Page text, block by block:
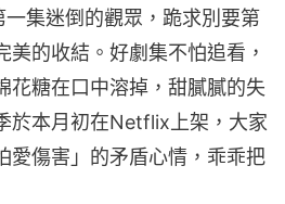
集迷倒的觀眾，跪求別要第
美的收結。好劇集不怕追看，
花糖在口中溶掉，甜膩膩的失
於本月初在Netflix上架，大家
愛傷害」的矛盾心情，乖乖把